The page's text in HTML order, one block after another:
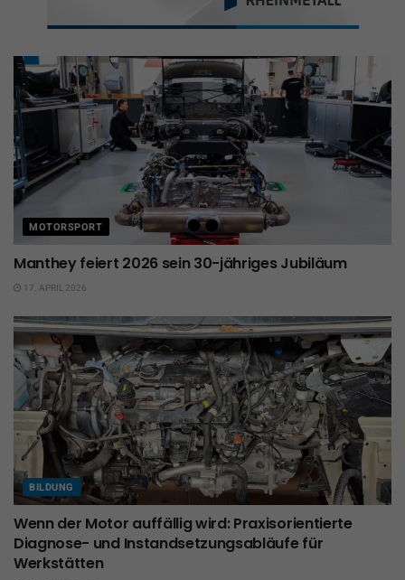
MOTORSPORT
Manthey feiert 2026 sein 30-jähriges Jubiläum
17. APRIL 2026
BILDUNG
Wenn der Motor auffällig wird: Praxisorientierte
Diagnose- und Instandsetzungsabläufe für
Werkstätten